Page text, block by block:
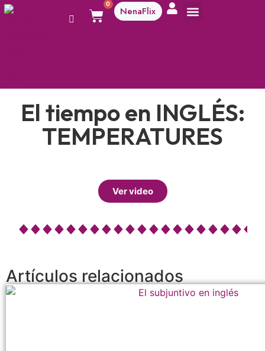
0
NenaFlix
El tiempo en INGLÉS:
TEMPERATURES
Ver video
Artículos relacionados